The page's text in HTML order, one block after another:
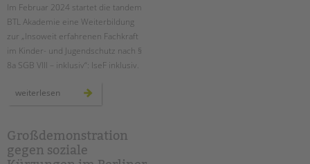
Hinweisgebersystem
Intranet
Im Februar 2024 startet die tandem
BTL Akademie eine Weiterbildung
zur „Insoweit erfahrenen Fachkraft
im Kinder- und Jugendschutz nach §
8a SGB VIII – inklusiv“: IseF inklusiv.
weiterlesen
weiterbildung
kinderschutz:
isef
inklusiv
Großdemonstration
gegen soziale